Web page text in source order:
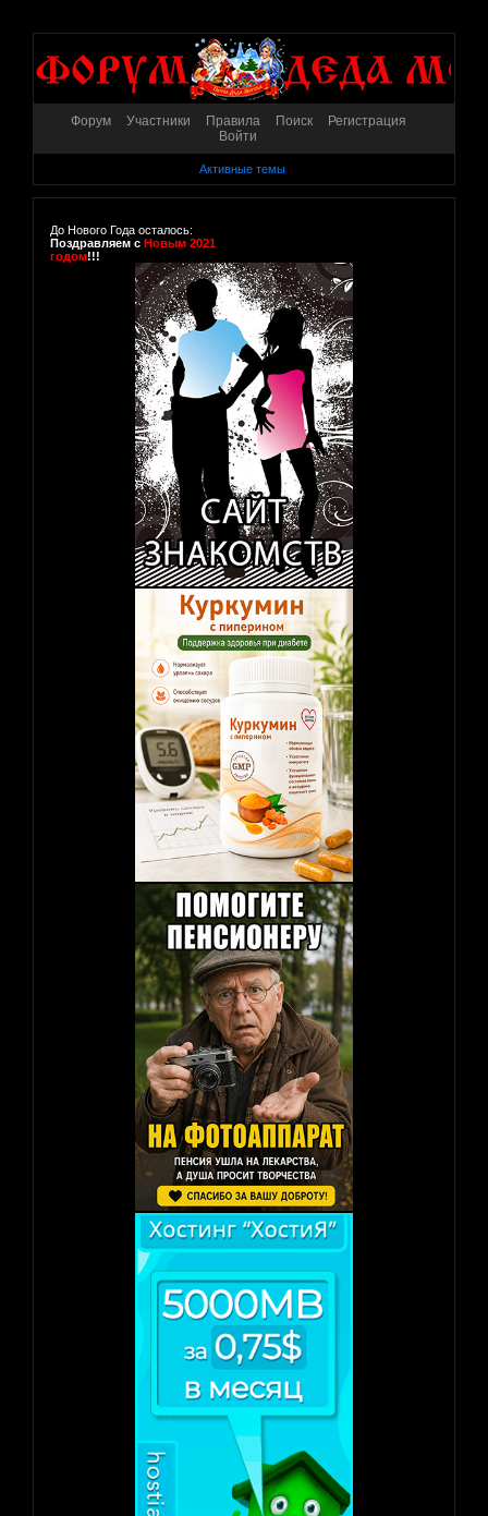
Форум Участники Правила Поиск
Регистрация
Войти
Активные темы
До Нового Года осталось:
Поздравляем с Новым 2021
годом!!!